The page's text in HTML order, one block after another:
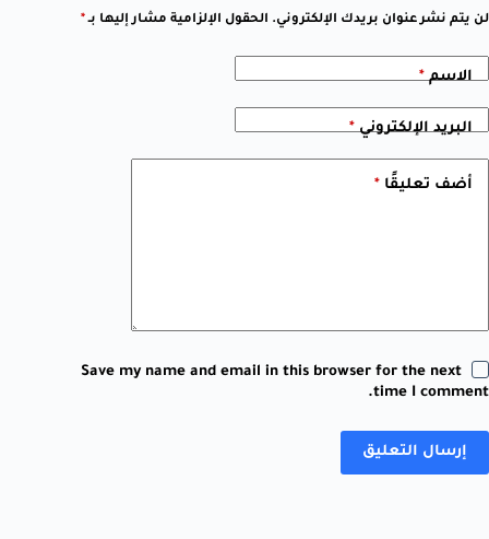
لن يتم نشر عنوان بريدك الإلكتروني. الحقول الإلزامية مشار إليها بـ*
الاسم*
البريد الإلكتروني*
أضف تعليقًا *
Save my name and email in this browser for the next
time I comment.
إرسال التعليق